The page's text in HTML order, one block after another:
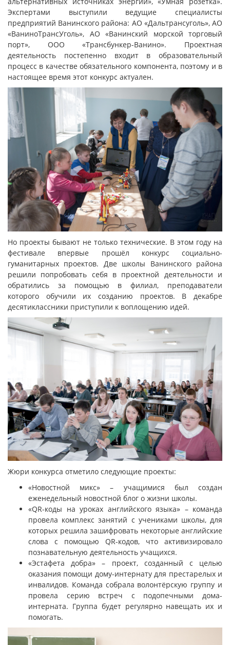
Экспертами выступили ведущие специалисты
предприятий Ванинского района: АО «Дальтрансуголь», АО
«ВаниноТрансУголь», АО «Ванинский морской торговый
порт», ООО «Трансбункер-Ванино». Проектная
деятельность постепенно входит в образовательный
процесс в качестве обязательного компонента, поэтому и в
настоящее время этот конкурс актуален.
Но проекты бывают не только технические. В этом году на
фестивале впервые прошёл конкурс социально-
гуманитарных проектов. Две школы Ванинского района
решили попробовать себя в проектной деятельности и
обратились за помощью в филиал, преподаватели
которого обучили их созданию проектов. В декабре
десятиклассники приступили к воплощению идей.
Жюри конкурса отметило следующие проекты:
«Новостной микс» – учащимися был создан
еженедельный новостной блог о жизни школы.
«QR-коды на уроках английского языка» – команда
провела комплекс занятий с учениками школы, для
которых решила зашифровать некоторые английские
слова с помощью QR-кодов, что активизировало
познавательную деятельность учащихся.
«Эстафета добра» – проект, созданный с целью
оказания помощи дому-интернату для престарелых и
инвалидов. Команда собрала волонтёрскую группу и
провела серию встреч с подопечными дома-
интерната. Группа будет регулярно навещать их и
помогать.